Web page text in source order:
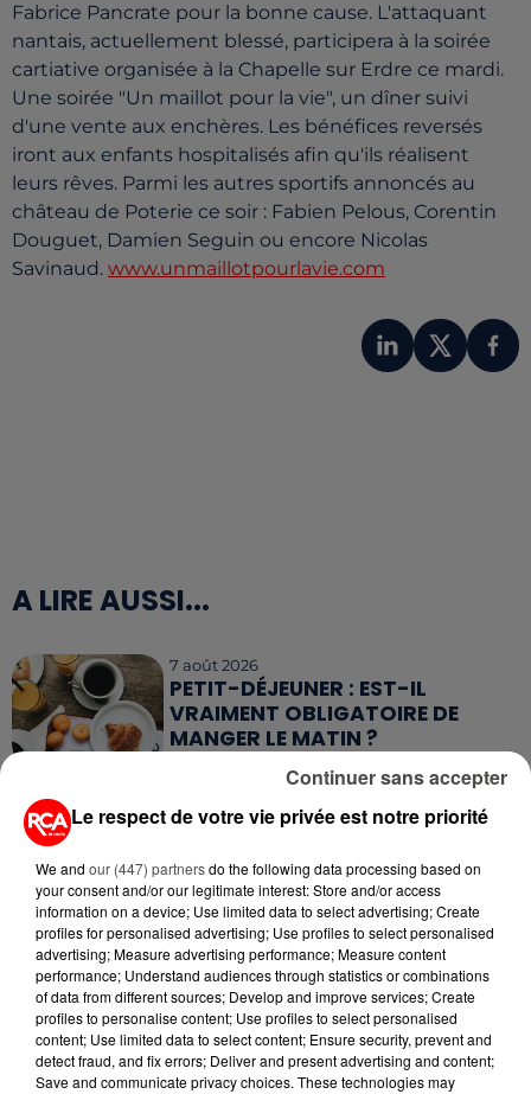
Fabrice Pancrate pour la bonne cause. L'attaquant
nantais, actuellement blessé, participera à la soirée
cartiative organisée à la Chapelle sur Erdre ce mardi.
Une soirée "Un maillot pour la vie", un dîner suivi
d'une vente aux enchères. Les bénéfices reversés
iront aux enfants hospitalisés afin qu'ils réalisent
leurs rêves. Parmi les autres sportifs annoncés au
château de Poterie ce soir : Fabien Pelous, Corentin
Douguet, Damien Seguin ou encore Nicolas
Savinaud. www.unmaillotpourlavie.com
A LIRE AUSSI...
7 août 2026
PETIT-DÉJEUNER : EST-IL
VRAIMENT OBLIGATOIRE DE
MANGER LE MATIN ?
WEEK-END ROUGE SUR LES
PRÉPARE À UN...
6 août 2026
MÉGOTS ET FEUX DE FORÊT : LES
INDUSTRIELS DU TABAC BIENTÔT
TAXÉS...
6 août 2026
CANICULE : POURQUOI LES
Le respect de votre vie privée est notre priorité
We and our (447) partnersdo the following data processing based on
your consent and/or our legitimate interest: Store and/or access
information on a device; Use limited data to select advertising; Create
profiles for personalised advertising; Use profiles to select personalised
advertising; Measure advertising performance; Measure content
performance; Understand audiences through statistics or combinations
of data from different sources; Develop and improve services; Create
profiles to personalise content; Use profiles to select personalised
content; Use limited data to select content; Ensure security, prevent and
detect fraud, and fix errors; Deliver and present advertising and content;
Save and communicate privacy choices. These technologies may
Continuer sans accepter